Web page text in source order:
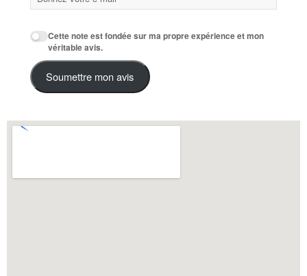
Cette note est fondée sur ma propre expérience et mon
véritable avis.
Soumettre mon avis